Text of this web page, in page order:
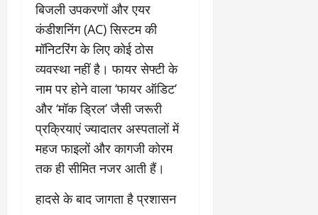
बिजली उपकरणों और एयर
कंडीशनिंग (AC) सिस्टम की
मॉनिटरिंग के लिए कोई ठोस
व्यवस्था नहीं है। फायर सेफ्टी के
नाम पर होने वाला ‘फायर ऑडिट’
और ‘मॉक ड्रिल’ जैसी जरूरी
प्रक्रियाएं ज्यादातर अस्पतालों में
महज फाइलों और कागजी कोरम
तक ही सीमित नजर आती हैं।
​हादसे के बाद जागता है प्रशासन